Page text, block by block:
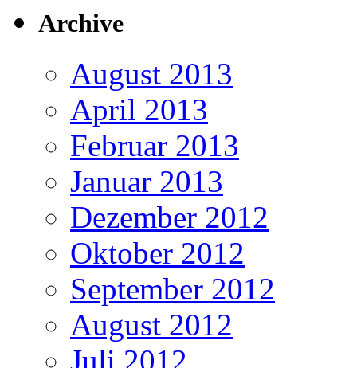
Archive
August 2013
April 2013
Februar 2013
Januar 2013
Dezember 2012
Oktober 2012
September 2012
August 2012
Juli 2012